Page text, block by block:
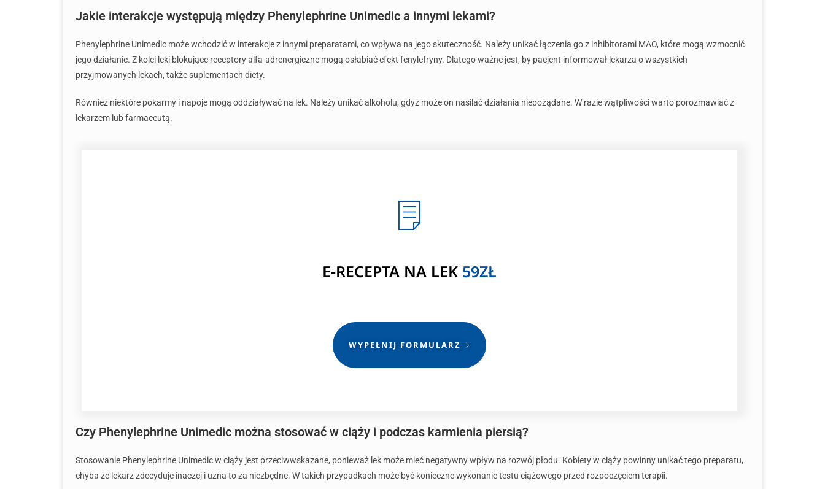
Jakie interakcje występują między Phenylephrine Unimedic a innymi lekami?
Phenylephrine Unimedic może wchodzić w interakcje z innymi preparatami, co wpływa na jego skuteczność. Należy unikać łączenia go z inhibitorami MAO, które mogą wzmocnić
jego działanie. Z kolei leki blokujące receptory alfa-adrenergiczne mogą osłabiać efekt fenylefryny. Dlatego ważne jest, by pacjent informował lekarza o wszystkich
przyjmowanych lekach, także suplementach diety.
Również niektóre pokarmy i napoje mogą oddziaływać na lek. Należy unikać alkoholu, gdyż może on nasilać działania niepożądane. W razie wątpliwości warto porozmawiać z
lekarzem lub farmaceutą.
E-RECEPTA NA LEK 59ZŁ
WYPEŁNIJ FORMULARZ
Czy Phenylephrine Unimedic można stosować w ciąży i podczas karmienia piersią?
Stosowanie Phenylephrine Unimedic w ciąży jest przeciwwskazane, ponieważ lek może mieć negatywny wpływ na rozwój płodu. Kobiety w ciąży powinny unikać tego preparatu,
chyba że lekarz zdecyduje inaczej i uzna to za niezbędne. W takich przypadkach może być konieczne wykonanie testu ciążowego przed rozpoczęciem terapii.